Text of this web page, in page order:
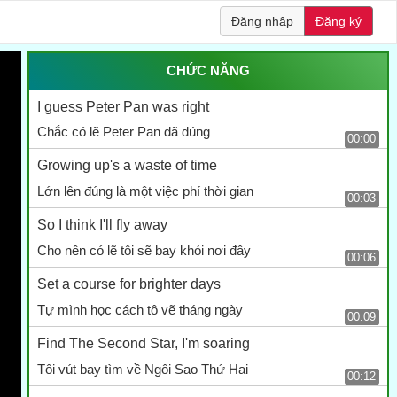
Đăng nhập Đăng ký
CHỨC NĂNG
I guess Peter Pan was right
Chắc có lẽ Peter Pan đã đúng
00:00
Growing up's a waste of time
Lớn lên đúng là một việc phí thời gian
00:03
So I think I'll fly away
Cho nên có lẽ tôi sẽ bay khỏi nơi đây
00:06
Set a course for brighter days
Tự mình học cách tô vẽ tháng ngày
00:09
Find The Second Star, I'm soaring
Tôi vút bay tìm về Ngôi Sao Thứ Hai
00:12